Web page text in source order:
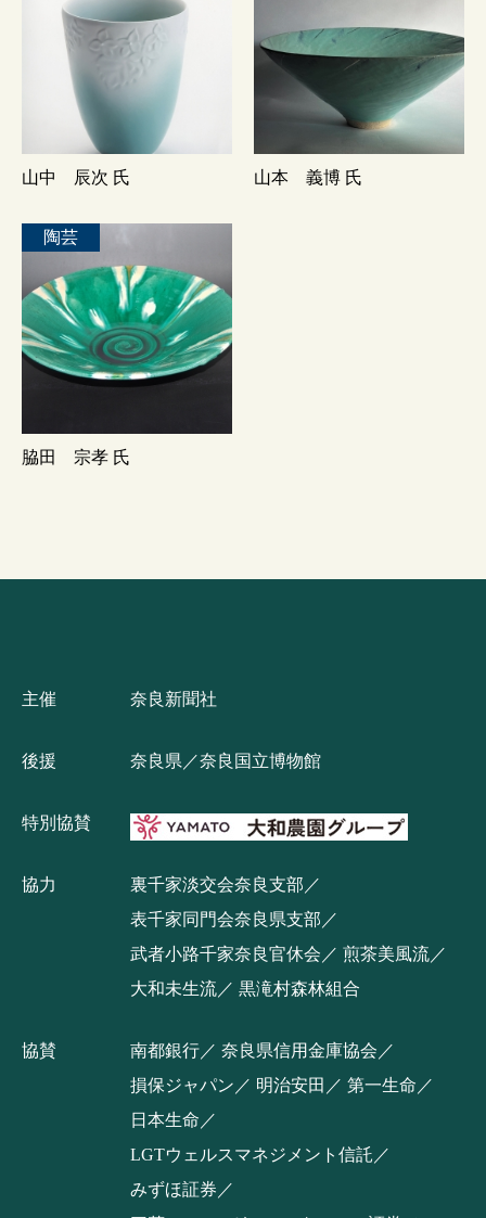
山中 辰次 氏 山本 義博 氏
陶芸
脇田 宗孝 氏
主催 奈良新聞社
後援 奈良県／奈良国立博物館
特別協賛
協力
裏千家淡交会奈良支部
表千家同門会奈良県支部
武者小路千家奈良官休会
煎茶美風流
大和未生流
黒滝村森林組合
協賛 南都銀行
奈良県信用金庫協会
損保ジャパン
明治安田
第一生命
日本生命
LGTウェルスマネジメント信託
みずほ証券